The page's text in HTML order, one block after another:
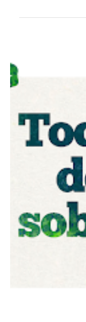
Nacional
Lo que Trump
contra la
Lo que Trump se